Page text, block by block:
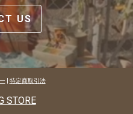
US
特定商取引法
STORE